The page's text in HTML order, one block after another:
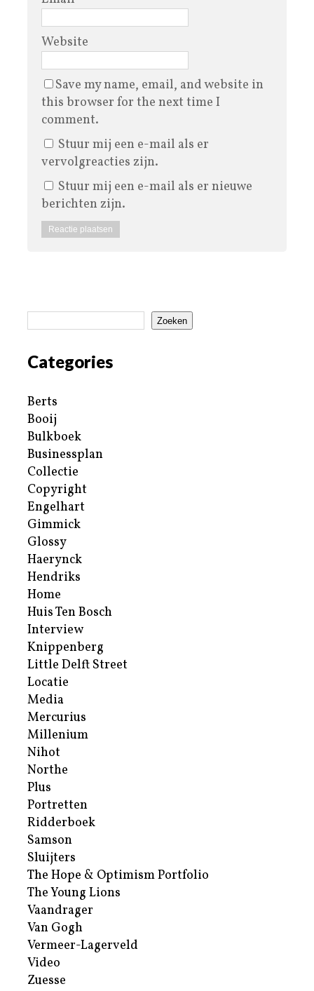
Website
Save my name, email, and website in
this browser for the next time I
comment.
Stuur mij een e-mail als er
vervolgreacties zijn.
Stuur mij een e-mail als er nieuwe
berichten zijn.
Zoeken
Categories
Berts
Booij
Bulkboek
Businessplan
Collectie
Copyright
Engelhart
Gimmick
Glossy
Haerynck
Hendriks
Home
Huis Ten Bosch
Interview
Knippenberg
Little Delft Street
Locatie
Media
Mercurius
Millenium
Nihot
Northe
Plus
Portretten
Ridderboek
Samson
Sluijters
The Hope & Optimism Portfolio
The Young Lions
Vaandrager
Van Gogh
Vermeer-Lagerveld
Video
Zuesse